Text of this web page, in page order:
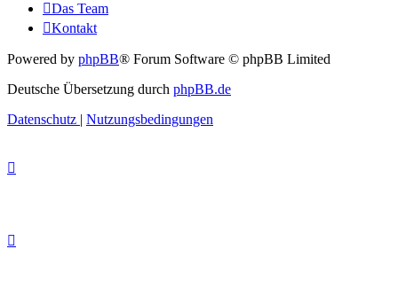
Das Team
Kontakt
Powered by phpBB® Forum Software © phpBB Limited
Deutsche Übersetzung durch phpBB.de
Datenschutz | Nutzungsbedingungen